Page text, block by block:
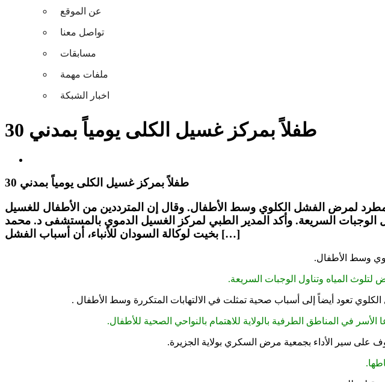
عن الموقع
تواصل معنا
مسابقات
ملفات مهمة
اخبار الشبكة
30 طفلاً بمركز غسيل الكلى يومياً بمدني
30 طفلاً بمركز غسيل الكلى يومياً بمدني
لمرض الفشل الكلوي وسط الأطفال. وقال إن المترددين من الأطفال للغسيل
الوجبات السريعة. وأكد المدير الطبي لمركز الغسيل الدموي بالمستشفى د. محمد
بخيت لوكالة السودان للأنباء، أن أسباب الفشل […]
وسط الأطفال.
المياه وتناول الوجبات السريعة.
تعود أيضاً إلى أسباب صحية تمثلت في الالتهابات المتكررة وسط الأطفال .
في المناطق الطرفية بالولاية للاهتمام بالنواحي الصحية للأطفال.
على سير الأداء بجمعية مرض السكري بولاية الجزيرة.